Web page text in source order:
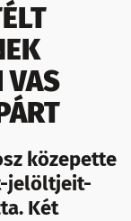
VAS
közepette
jelöltjeit-
Két